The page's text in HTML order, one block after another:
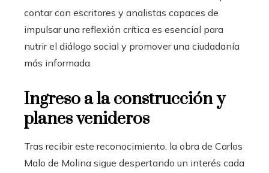
contar con escritores y analistas capaces de
impulsar una reflexión crítica es esencial para
nutrir el diálogo social y promover una ciudadanía
más informada.
Ingreso a la construcción y
planes venideros
Tras recibir este reconocimiento, la obra de Carlos
Malo de Molina sigue despertando un interés cada